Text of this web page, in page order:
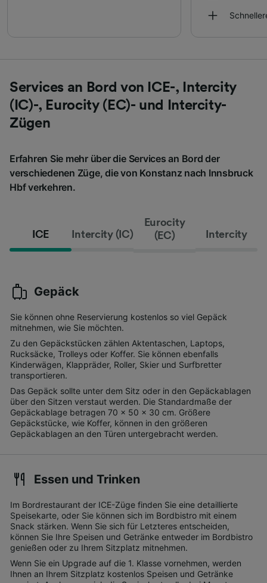
Services an Bord von ICE-, Intercity
(IC)-, Eurocity (EC)- und Intercity-
Zügen
Erfahren Sie mehr über die Services an Bord der
verschiedenen Züge, die von Konstanz nach Innsbruck
Hbf verkehren.
ICE Intercity (IC)
Eurocity
(EC)
Intercity
Gepäck
Sie können ohne Reservierung kostenlos so viel Gepäck
mitnehmen, wie Sie möchten.
Zu den Gepäckstücken zählen Aktentaschen, Laptops,
Rucksäcke, Trolleys oder Koffer. Sie können ebenfalls
Kinderwägen, Klappräder, Roller, Skier und Surfbretter
transportieren.
Das Gepäck sollte unter dem Sitz oder in den Gepäckablagen
über den Sitzen verstaut werden. Die Standardmaße der
Gepäckablage betragen 70 x 50 x 30 cm. Größere
Gepäckstücke, wie Koffer, können in den größeren
Gepäckablagen an den Türen untergebracht werden.
Essen und Trinken
Im Bordrestaurant der ICE-Züge finden Sie eine detaillierte
Speisekarte, oder Sie können sich im Bordbistro mit einem
Snack stärken. Wenn Sie sich für Letzteres entscheiden,
können Sie Ihre Speisen und Getränke entweder im Bordbistro
genießen oder zu Ihrem Sitzplatz mitnehmen.
Wenn Sie ein Upgrade auf die 1. Klasse vornehmen, werden
Ihnen an Ihrem Sitzplatz kostenlos Speisen und Getränke